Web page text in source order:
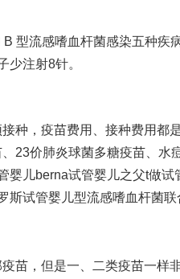
型流感嗜血杆菌感染五种疾病
少注射8针。
种，疫苗费用、接种费用都
、23价肺炎球菌多糖疫苗、水
婴儿berna试管婴儿之父t做试
斯试管婴儿型流感嗜血杆菌联
苗，但是一、二类疫苗一样